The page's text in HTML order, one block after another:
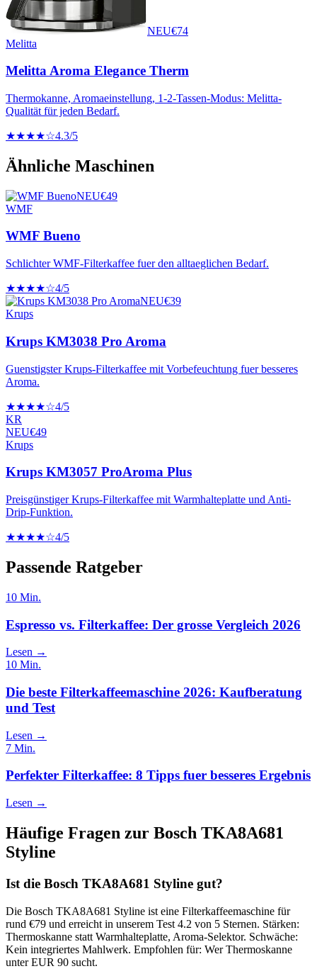
NEU€74
Melitta
Melitta Aroma Elegance Therm
Thermokanne, Aromaeinstellung, 1-2-Tassen-Modus: Melitta-
Qualität für jeden Bedarf.
★★★★☆4.3/5
Ähnliche Maschinen
NEU€49
WMF
WMF Bueno
Schlichter WMF-Filterkaffee fuer den alltaeglichen Bedarf.
★★★★☆4/5
NEU€39
Krups
Krups KM3038 Pro Aroma
Guenstigster Krups-Filterkaffee mit Vorbefeuchtung fuer besseres
Aroma.
★★★★☆4/5
KR
NEU€49
Krups
Krups KM3057 ProAroma Plus
Preisgünstiger Krups-Filterkaffee mit Warmhalteplatte und Anti-
Drip-Funktion.
★★★★☆4/5
Passende Ratgeber
10 Min.
Espresso vs. Filterkaffee: Der grosse Vergleich 2026
Lesen →
10 Min.
Die beste Filterkaffeemaschine 2026: Kaufberatung
und Test
Lesen →
7 Min.
Perfekter Filterkaffee: 8 Tipps fuer besseres Ergebnis
Lesen →
Häufige Fragen zur Bosch TKA8A681
Styline
Ist die Bosch TKA8A681 Styline gut?
Die Bosch TKA8A681 Styline ist eine Filterkaffeemaschine für
rund €79 und erreicht in unserem Test 4.2 von 5 Sternen. Stärken:
Thermoskanne statt Warmhalteplatte, Aroma-Selektor. Schwäche:
Kein integriertes Mahlwerk. Empfohlen für: Wer Thermoskanne
unter EUR 90 sucht.